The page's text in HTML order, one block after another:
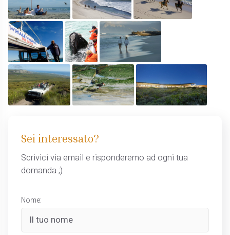
Sei interessato?
Scrivici via email e risponderemo ad ogni tua
domanda ;)
Nome: